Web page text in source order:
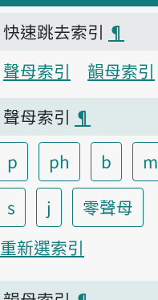
快速跳去索引 ¶
聲母索引
韻母索引
聲母索引 ¶
p
ph b m
s
j
零聲母
重新選索引